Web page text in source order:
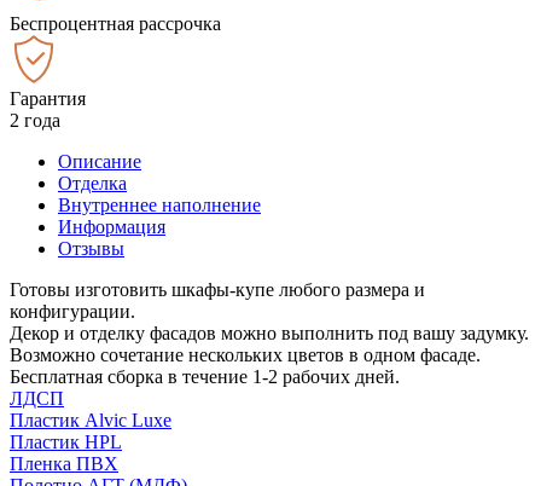
Беспроцентная рассрочка
Гарантия
2 года
Описание
Отделка
Внутреннее наполнение
Информация
Отзывы
Готовы изготовить шкафы-купе любого размера и
конфигурации.
Декор и отделку фасадов можно выполнить под вашу задумку.
Возможно сочетание нескольких цветов в одном фасаде.
Бесплатная сборка в течение 1-2 рабочих дней.
ЛДСП
Пластик Alvic Luxe
Пластик HPL
Пленка ПВХ